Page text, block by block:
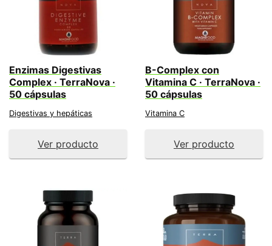
Enzimas Digestivas
Complex · TerraNova ·
50 cápsulas
Digestivas y hepáticas
Ver producto
B-Complex con
Vitamina C · TerraNova ·
50 cápsulas
Vitamina C
Ver producto